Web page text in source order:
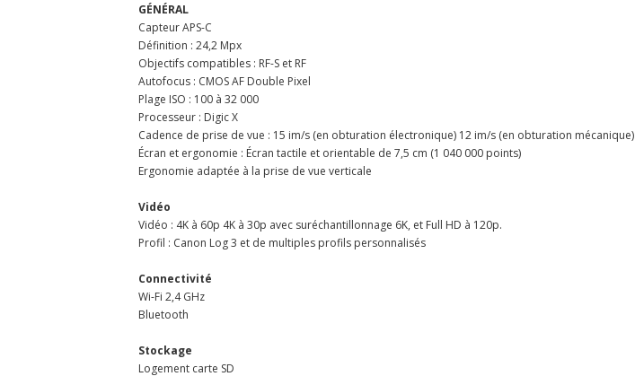
GÉNÉRAL
Capteur APS-C
Définition : 24,2 Mpx
Objectifs compatibles : RF-S et RF
Autofocus : CMOS AF Double Pixel
Plage ISO : 100 à 32 000
Processeur : Digic X
Cadence de prise de vue : 15 im/s (en obturation électronique) 12 im/s (en obturation mécanique)
Écran et ergonomie : Écran tactile et orientable de 7,5 cm (1 040 000 points)
Ergonomie adaptée à la prise de vue verticale
Vidéo
Vidéo : 4K à 60p 4K à 30p avec suréchantillonnage 6K, et Full HD à 120p.
Profil : Canon Log 3 et de multiples profils personnalisés
Connectivité
Wi-Fi 2,4 GHz
Bluetooth
Stockage
Logement carte SD